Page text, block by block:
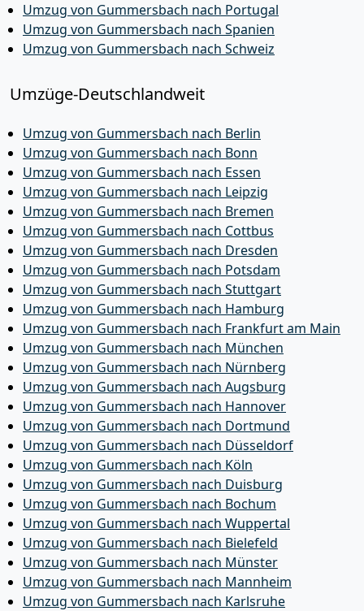
Umzug von Gummersbach nach Portugal
Umzug von Gummersbach nach Spanien
Umzug von Gummersbach nach Schweiz
Umzüge-Deutschlandweit
Umzug von Gummersbach nach Berlin
Umzug von Gummersbach nach Bonn
Umzug von Gummersbach nach Essen
Umzug von Gummersbach nach Leipzig
Umzug von Gummersbach nach Bremen
Umzug von Gummersbach nach Cottbus
Umzug von Gummersbach nach Dresden
Umzug von Gummersbach nach Potsdam
Umzug von Gummersbach nach Stuttgart
Umzug von Gummersbach nach Hamburg
Umzug von Gummersbach nach Frankfurt am Main
Umzug von Gummersbach nach München
Umzug von Gummersbach nach Nürnberg
Umzug von Gummersbach nach Augsburg
Umzug von Gummersbach nach Hannover
Umzug von Gummersbach nach Dortmund
Umzug von Gummersbach nach Düsseldorf
Umzug von Gummersbach nach Köln
Umzug von Gummersbach nach Duisburg
Umzug von Gummersbach nach Bochum
Umzug von Gummersbach nach Wuppertal
Umzug von Gummersbach nach Bielefeld
Umzug von Gummersbach nach Münster
Umzug von Gummersbach nach Mannheim
Umzug von Gummersbach nach Karlsruhe